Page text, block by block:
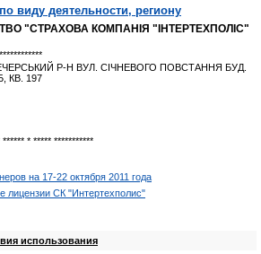
виду деятельности, региону
"СТРАХОВА КОМПАНІЯ "ІНТЕРТЕХПОЛІС"
Р-Н ВУЛ. СІЧНЕВОГО ПОВСТАННЯ БУД.
КВ. 197
****** * ***** ***********
на 17-22 октября 2011 года
лицензии СК "Интертехполис"
использования